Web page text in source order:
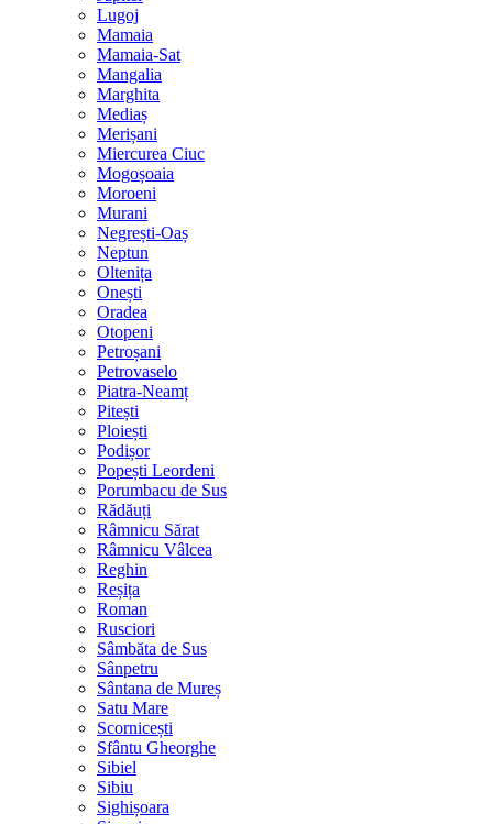
Lugoj
Mamaia
Mamaia-Sat
Mangalia
Marghita
Mediaș
Merișani
Miercurea Ciuc
Mogoșoaia
Moroeni
Murani
Negrești-Oaș
Neptun
Oltenița
Onești
Oradea
Otopeni
Petroșani
Petrovaselo
Piatra-Neamț
Pitești
Ploiești
Podișor
Popești Leordeni
Porumbacu de Sus
Rădăuți
Râmnicu Sărat
Râmnicu Vâlcea
Reghin
Reșița
Roman
Rusciori
Sâmbăta de Sus
Sânpetru
Sântana de Mureș
Satu Mare
Scornicești
Sfântu Gheorghe
Sibiel
Sibiu
Sighișoara